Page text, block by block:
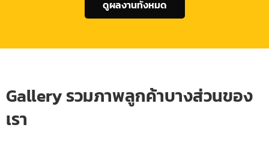
ดูผลงานทั้งหมด
Gallery รวมภาพลูกค้าบางส่วนของ
เรา